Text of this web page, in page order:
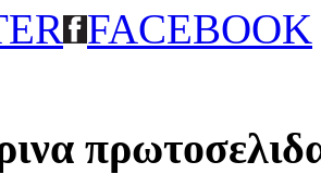
FACEBOOK